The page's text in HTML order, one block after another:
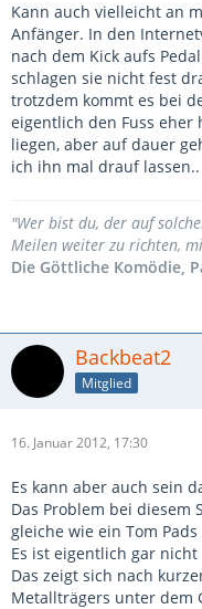
Kann auch vielleicht an
Anfänger. In den
nach dem Kick aufs
schlagen sie nicht fest
trotzdem kommt es bei
eigentlich den Fuss eher
liegen, aber auf dauer
ich ihn mal drauf lassen..
"Wer bist du, der auf
Meilen weiter zu richten,
Die Göttliche Komödie,
Backbeat2
Mitglied
16. Januar 2012, 17:30
Es kann aber auch sein
Das Problem bei diesem
gleiche wie ein Tom Pads
Es ist eigentlich gar
Das zeigt sich nach
Metallträgers unter dem